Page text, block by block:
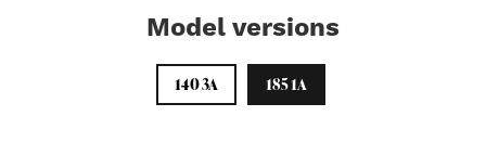
Model versions
140 3A 185 1A